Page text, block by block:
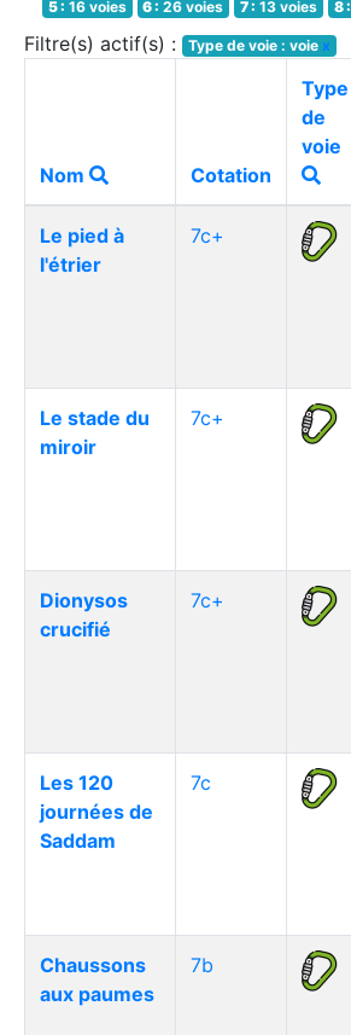
5 : 16 voies 6 : 26 voies 7 : 13 voies 8 :
Filtre(s) actif(s) : Type de voie : voie x
Nom Cotation
Type
de
voie
Le pied à
l'étrier
7c+
Le stade du
miroir
7c+
Dionysos
crucifié
7c+
Les 120
journées de
Saddam
7c
Chaussons
aux paumes
7b